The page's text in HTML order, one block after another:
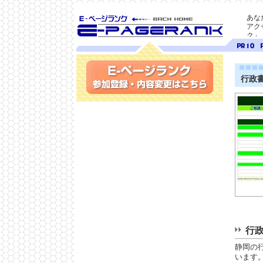
SEO対策に E-ページ
ランク
あな
アク
ク」
ランク
10
9
行政
行
静岡の
います
参加登録(無料)・内容変更